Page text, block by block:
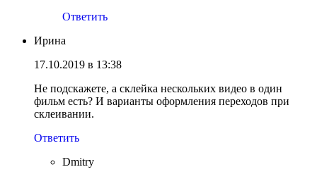
Ответить
Ирина
17.10.2019 в 13:38
Не подскажете, а склейка нескольких видео в один
фильм есть? И варианты оформления переходов при
склеивании.
Ответить
Dmitry